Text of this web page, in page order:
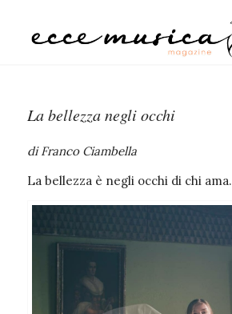
La bellezza negli occhi
di Franco Ciambella
La bellezza è negli occhi di chi ama.